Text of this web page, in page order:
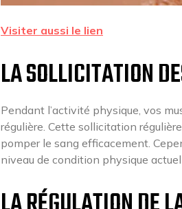
Visiter aussi le lien
LA SOLLICITATION
Pendant l’activité physique, vos
régulière. Cette sollicitation
pomper le sang efficacement.
niveau de condition physique